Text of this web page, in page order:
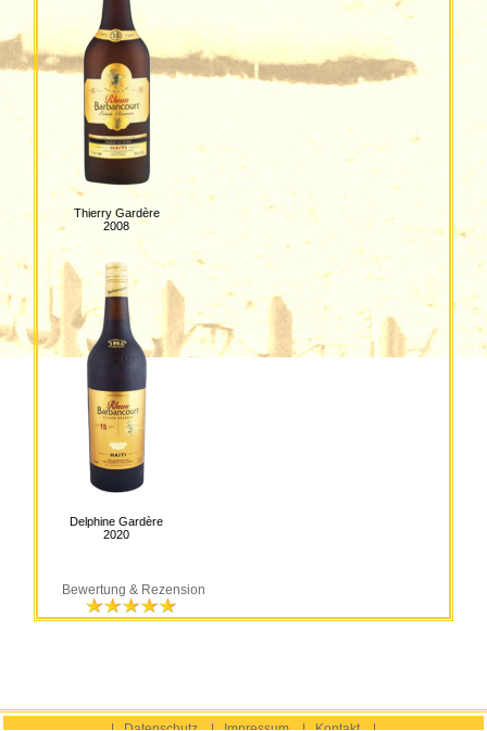
Thierry Gardère
2008
Delphine Gardère
2020
Bewertung & Rezension